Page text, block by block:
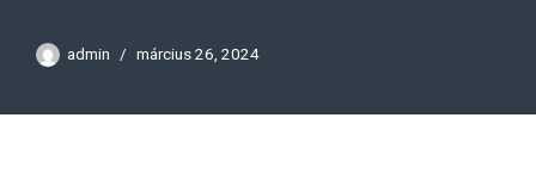
admin március 26, 2024